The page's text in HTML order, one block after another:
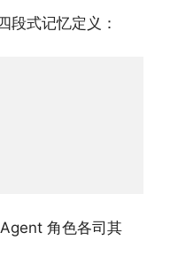
式记忆定义：
角色各司其